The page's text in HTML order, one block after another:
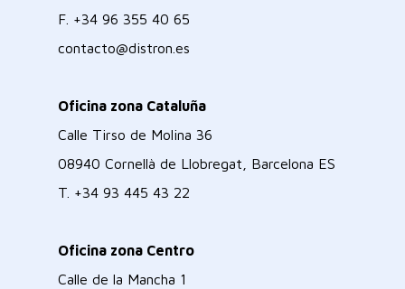
F. +34 96 355 40 65
contacto@distron.es
Oficina zona Cataluña
Calle Tirso de Molina 36
08940 Cornellà de Llobregat, Barcelona ES
T. +34 93 445 43 22
Oficina zona Centro
Calle de la Mancha 1